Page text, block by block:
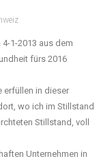
1-2013 aus dem
fürs 2016
erfüllen in dieser
wo ich im Stillstand
Stillstand, voll
Unternehmen in